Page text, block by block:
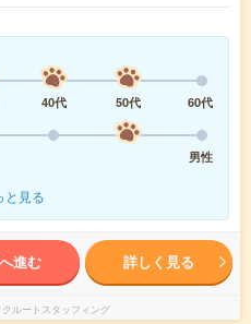
40代 50代
60代
男性
と見る
進む 詳しく見る
ルートスタッフィング